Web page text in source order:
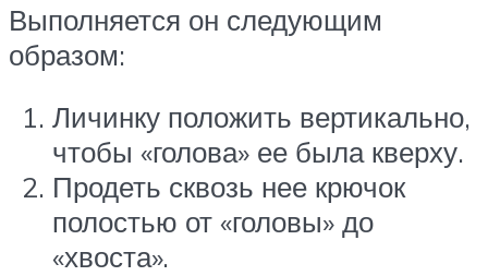
Выполняется он следующим
образом:
Личинку положить вертикально,
чтобы «голова» ее была кверху.
Продеть сквозь нее крючок
полостью от «головы» до
«хвоста».